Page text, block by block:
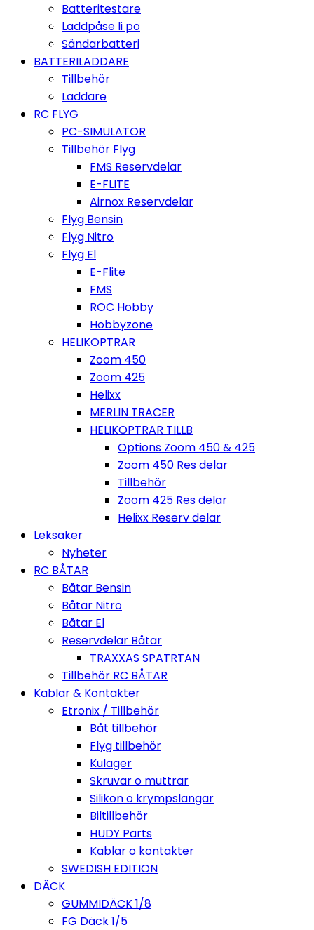
Batteritestare
Laddpåse li po
Sändarbatteri
BATTERILADDARE
Tillbehör
Laddare
RC FLYG
PC-SIMULATOR
Tillbehör Flyg
FMS Reservdelar
E-FLITE
Airnox Reservdelar
Flyg Bensin
Flyg Nitro
Flyg El
E-Flite
FMS
ROC Hobby
Hobbyzone
HELIKOPTRAR
Zoom 450
Zoom 425
Helixx
MERLIN TRACER
HELIKOPTRAR TILLB
Options Zoom 450 & 425
Zoom 450 Res delar
Tillbehör
Zoom 425 Res delar
Helixx Reserv delar
Leksaker
Nyheter
RC BÅTAR
Båtar Bensin
Båtar Nitro
Båtar El
Reservdelar Båtar
TRAXXAS SPATRTAN
Tillbehör RC BÅTAR
Kablar & Kontakter
Etronix / Tillbehör
Båt tillbehör
Flyg tillbehör
Kulager
Skruvar o muttrar
Silikon o krympslangar
Biltillbehör
HUDY Parts
Kablar o kontakter
SWEDISH EDITION
DÄCK
GUMMIDÄCK 1/8
FG Däck 1/5